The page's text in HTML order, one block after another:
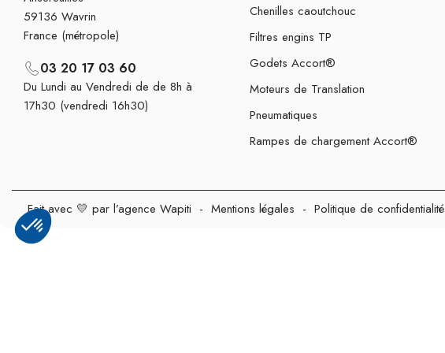
59136 Wavrin
France (métropole)
03 20 17 03 60
Du Lundi au Vendredi de de 8h à
17h30 (vendredi 16h30)
Chenilles caoutchouc
Filtres engins TP
Godets Accort®
Moteurs de Translation
Pneumatiques
Rampes de chargement Accort®
Fait avec 💛 par l’agence Wapiti - Mentions légales - Politique de confidentialité